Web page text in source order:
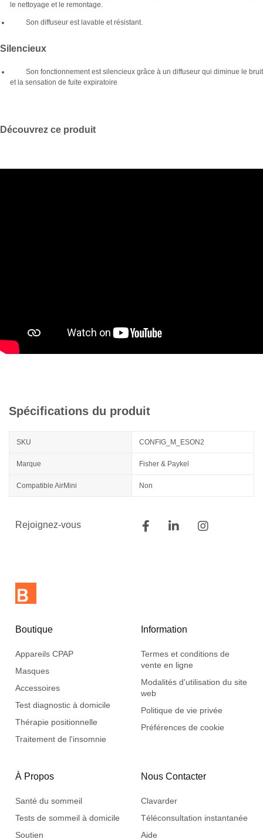
le nettoyage et le remontage.
Son diffuseur est lavable et résistant.
Silencieux
Son fonctionnement est silencieux grâce à un diffuseur qui diminue le bruit
et la sensation de fuite expiratoire
Découvrez ce produit
Spécifications du produit
SKU CONFIG_M_ESON2
Marque Fisher & Paykel
Compatible AirMini Non
Rejoignez-vous
Boutique
Appareils CPAP
Masques
Accessoires
Test diagnostic à domicile
Thérapie positionnelle
Traitement de l'insomnie
Information
Termes et conditions de
vente en ligne
Modalités d'utilisation du site
web
Politique de vie privée
Préférences de cookie
À Propos
Santé du sommeil
Tests de sommeil à domicile
Soutien
Nous Contacter
Clavarder
Téléconsultation instantanée
Aide